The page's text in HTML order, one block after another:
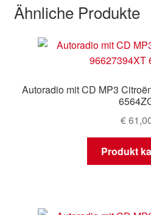
Ähnliche Produkte
Autoradio mit CD MP3
€
Produkt